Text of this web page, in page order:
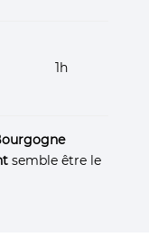
1h
semble être le